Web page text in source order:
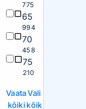
775
65
994
70
458
75
210
Vaata
kõiki
Vali
kõik